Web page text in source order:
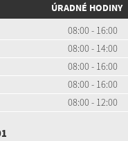
ÚRADNÉ HODINY
08:00 - 16:00
08:00 - 14:00
08:00 - 16:00
08:00 - 16:00
08:00 - 12:00